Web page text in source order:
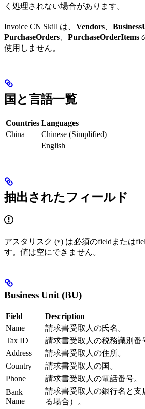
く処理されない場合があります。
Invoice CN Skill は、 Vendors
PurchaseOrders
PurchaseOrderItems
使用しません。
国と言語一覧
Countries Languages
China
Chinese (Simplified)
English
抽出されたフィールド
アスタリスク (*) は必須のfieldまたは
す。値は空にできません。
Business Unit (BU)
Field
Description
Name
請求書受取人の氏名。
Tax ID
請求書受取人の税務識別番
Address
請求書受取人の住所。
Country
請求書受取人の国。
Phone
請求書受取人の電話番号。
Bank
Name
請求書受取人の銀行名と支
る場合）。